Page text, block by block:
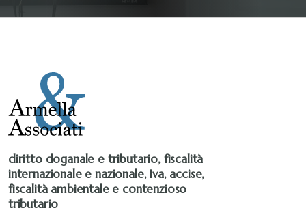
diritto doganale e tributario, fiscalità
internazionale e nazionale, Iva, accise,
fiscalità ambientale e contenzioso
tributario